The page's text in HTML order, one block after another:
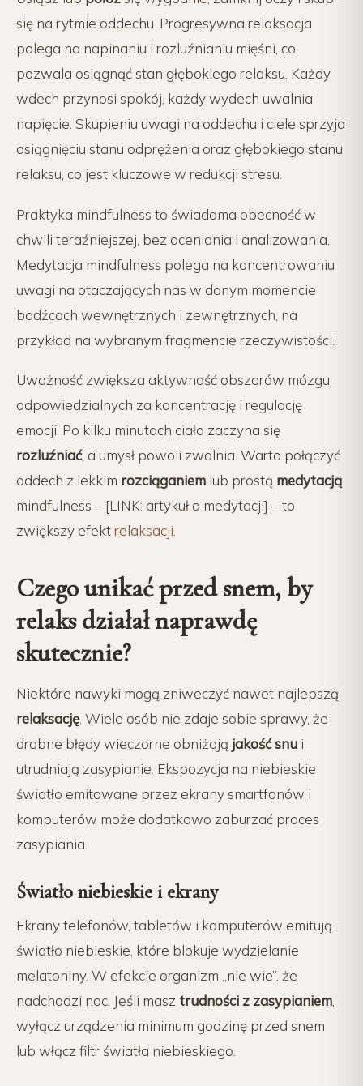
się na rytmie oddechu. Progresywna relaksacja
polega na napinaniu i rozluźnianiu mięśni, co
pozwala osiągnąć stan głębokiego relaksu. Każdy
wdech przynosi spokój, każdy wydech uwalnia
napięcie. Skupieniu uwagi na oddechu i ciele sprzyja
osiągnięciu stanu odprężenia oraz głębokiego stanu
relaksu, co jest kluczowe w redukcji stresu.
Praktyka mindfulness to świadoma obecność w
chwili teraźniejszej, bez oceniania i analizowania.
Medytacja mindfulness polega na koncentrowaniu
uwagi na otaczających nas w danym momencie
bodźcach wewnętrznych i zewnętrznych, na
przykład na wybranym fragmencie rzeczywistości.
Uważność zwiększa aktywność obszarów mózgu
odpowiedzialnych za koncentrację i regulację
emocji. Po kilku minutach ciało zaczyna się
rozluźniać, a umysł powoli zwalnia. Warto połączyć
oddech z lekkim rozciąganiem lub prostą medytacją
mindfulness – [LINK: artykuł o medytacji] – to
zwiększy efektrelaksacji.
Czego unikać przed snem, by
relaks działał naprawdę
skutecznie?
Niektóre nawyki mogą zniweczyć nawet najlepszą
relaksację. Wiele osób nie zdaje sobie sprawy, że
drobne błędy wieczorne obniżają jakość snu i
utrudniają zasypianie. Ekspozycja na niebieskie
światło emitowane przez ekrany smartfonów i
komputerów może dodatkowo zaburzać proces
zasypiania.
Światło niebieskie i ekrany
Ekrany telefonów, tabletów i komputerów emitują
światło niebieskie, które blokuje wydzielanie
melatoniny. W efekcie organizm „nie wie”, że
nadchodzi noc. Jeśli masz trudności z zasypianiem,
wyłącz urządzenia minimum godzinę przed snem
lub włącz filtr światła niebieskiego.